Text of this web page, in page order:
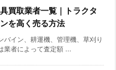
買取業者一覧｜トラクタ
を高く売る方法
バイン、耕運機、管理機、草刈り
業者によって査定額 ...